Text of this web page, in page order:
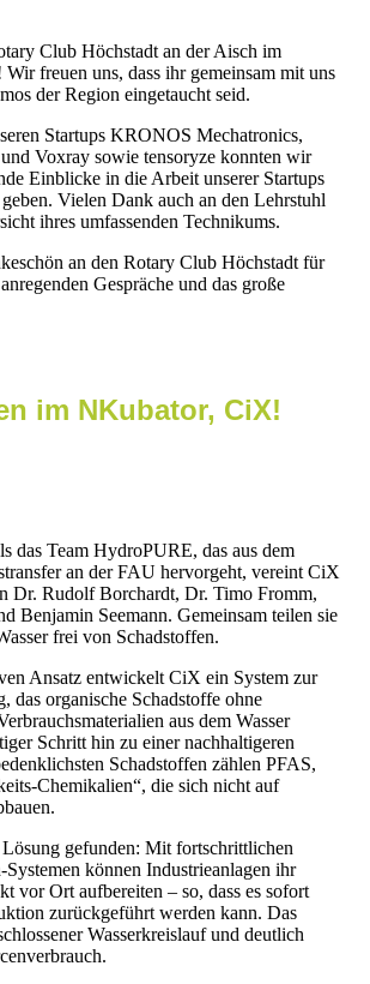
Club Höchstadt an der Aisch im
freuen uns, dass ihr gemeinsam mit uns
der Region eingetaucht seid.
Startups KRONOS Mechatronics,
Voxray sowie tensoryze konnten wir
Einblicke in die Arbeit unserer Startups
Vielen Dank auch an den Lehrstuhl
ihres umfassenden Technikums.
an den Rotary Club Höchstadt für
Gespräche und das große
im NKubator, CiX!
das Team HydroPURE, das aus dem
an der FAU hervorgeht, vereint CiX
Dr. Rudolf Borchardt, Dr. Timo Fromm,
Benjamin Seemann. Gemeinsam teilen sie
frei von Schadstoffen.
Ansatz entwickelt CiX ein System zur
das organische Schadstoffe ohne
aus dem Wasser
Schritt hin zu einer nachhaltigeren
Schadstoffen zählen PFAS,
Chemikalien“, die sich nicht auf
gefunden: Mit fortschrittlichen
können Industrieanlagen ihr
vor Ort aufbereiten – so, dass es sofort
zurückgeführt werden kann. Das
Wasserkreislauf und deutlich